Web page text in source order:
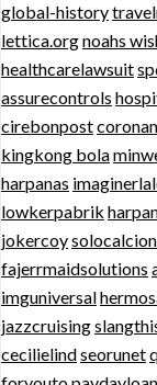
global-history
lettica.orgnoahs
healthcarelawsuit
assurecontrols
cirebonpost
kingkong bola
harpanas
lowkerpabrik
jokercoy
fajerrmaidsolutions
imguniversal
jazzcruising
cecilielindseorunet